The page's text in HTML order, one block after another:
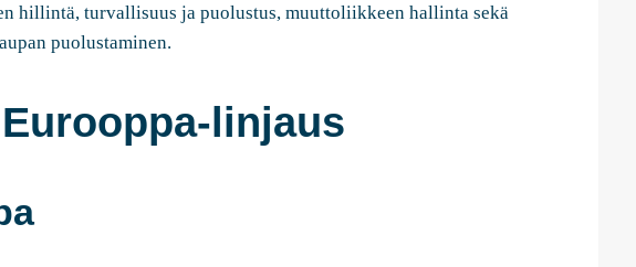
hillintä, turvallisuus ja puolustus, muuttoliikkeen hallinta sekä
puolustaminen.
linjaus